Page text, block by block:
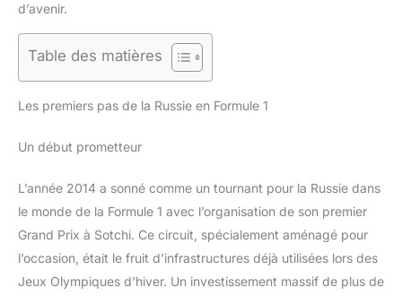
d’avenir.
Table des matières
Les premiers pas de la Russie en Formule 1
Un début prometteur
L’année 2014 a sonné comme un tournant pour la Russie dans
le monde de la Formule 1 avec l’organisation de son premier
Grand Prix à Sotchi. Ce circuit, spécialement aménagé pour
l’occasion, était le fruit d’infrastructures déjà utilisées lors des
Jeux Olympiques d’hiver. Un investissement massif de plus de